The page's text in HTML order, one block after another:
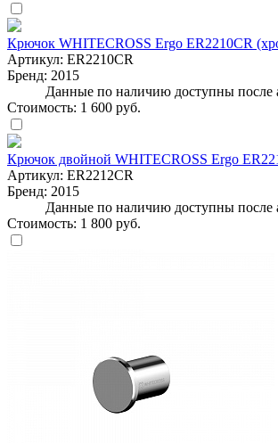
Крючок WHITECROSS Ergo ER2210CR
Артикул: ER2210CR
Бренд: 2015
Данные по наличию доступны после
Стоимость: 1 600 руб.
Крючок двойной WHITECROSS Ergo
Артикул: ER2212CR
Бренд: 2015
Данные по наличию доступны после
Стоимость: 1 800 руб.